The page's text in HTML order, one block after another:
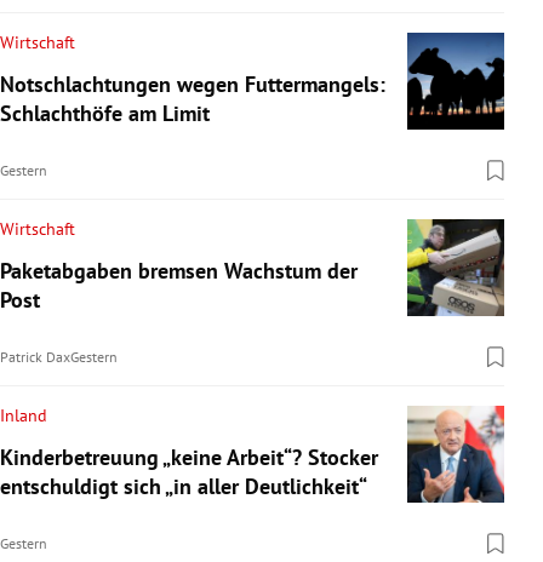
Wirtschaft
Notschlachtungen wegen Futtermangels:
Schlachthöfe am Limit
Gestern
Wirtschaft
Paketabgaben bremsen Wachstum der
Post
Patrick DaxGestern
Inland
Kinderbetreuung „keine Arbeit“? Stocker
entschuldigt sich „in aller Deutlichkeit“
Gestern